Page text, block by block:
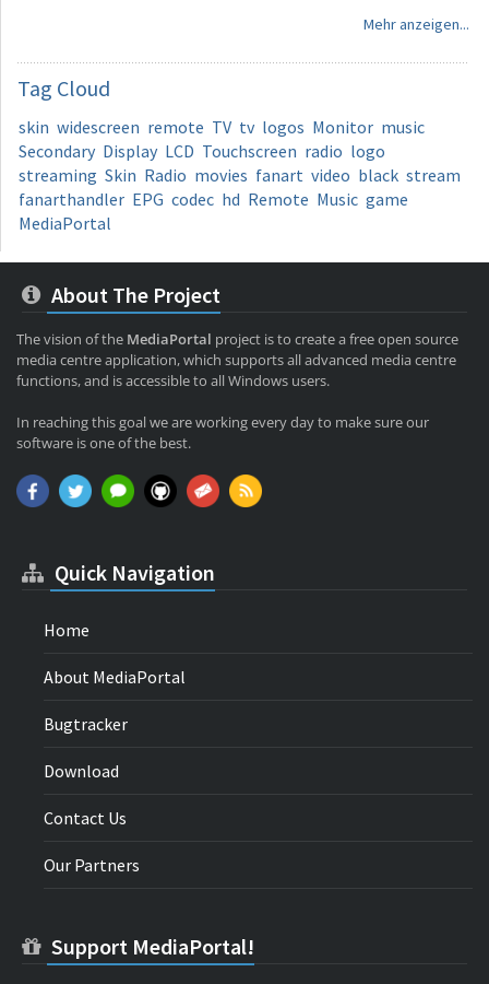
Mehr anzeigen...
Tag Cloud
skin widescreen remote TV tv logos Monitor music
Secondary Display LCD Touchscreen radio logo
streaming Skin Radio movies fanart video black stream
fanarthandler EPG codec hd Remote Music game
MediaPortal
About The Project
The vision of the MediaPortal project is to create a free open source
media centre application, which supports all advanced media centre
functions, and is accessible to all Windows users.
In reaching this goal we are working every day to make sure our
software is one of the best.
Quick Navigation
Home
About MediaPortal
Bugtracker
Download
Contact Us
Our Partners
Support MediaPortal!